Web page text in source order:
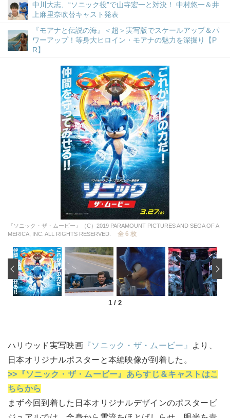
中川大志、“ソニック役”で山寺宏一と対決！ 中村悠一＆井
上麻里奈吹替キャスト発表
『モアナと伝説の海』＜超＞実写版でスケールアップ＆パ
ワーアップ！等身大ヒロイン・モアナの魅力を深掘り【P
R】
『ソニック・ザ・ムービー』（C）2019 PARAMOUNT PICTURES AND SEGA OF A
MERICA, INC. ALL RIGHTS RESERVED.
全 6 枚
1 / 2
‹
ハリウッド実写映画『ソニック・ザ・ムービー』
より、
日本オリジナルポスターと本編映像が到着した。
>>『ソニック・ザ・ムービー』あらすじ＆キャストはこ
ちらから
まず今回到着した日本オリジナルデザインのポスタービ